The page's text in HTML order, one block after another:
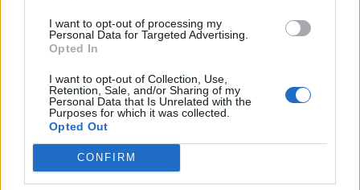
I want to opt-out of processing my
Personal Data for Targeted Advertising.
Opted In
I want to opt-out of Collection, Use,
Retention, Sale, and/or Sharing of my
Personal Data that Is Unrelated with the
Purposes for which it was collected.
Opted Out
CONFIRM